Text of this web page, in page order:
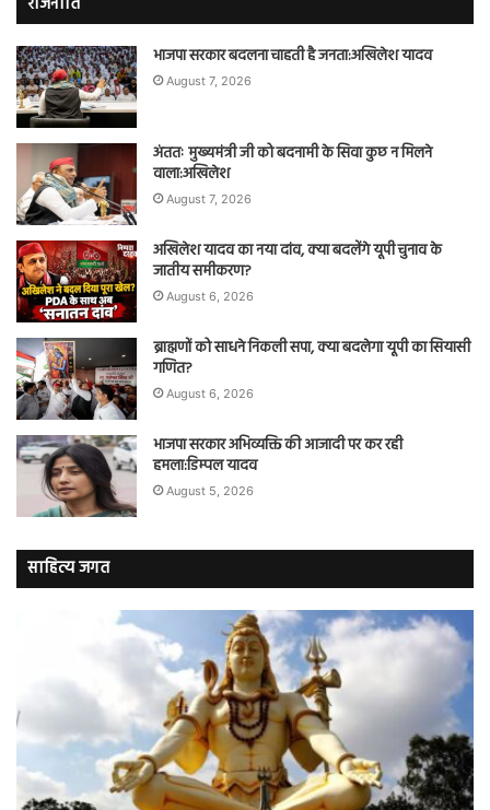
भाजपा सरकार बदलना चाहती है जनता:अखिलेश यादव
August 7, 2026
अंततः मुख्यमंत्री जी को बदनामी के सिवा कुछ न मिलने
वाला:अखिलेश
August 7, 2026
अखिलेश यादव का नया दांव, क्या बदलेंगे यूपी चुनाव के
जातीय समीकरण?
August 6, 2026
ब्राह्मणों को साधने निकली सपा, क्या बदलेगा यूपी का सियासी
गणित?
August 6, 2026
भाजपा सरकार अभिव्यक्ति की आजादी पर कर रही
हमला:डिम्पल यादव
August 5, 2026
साहित्य जगत